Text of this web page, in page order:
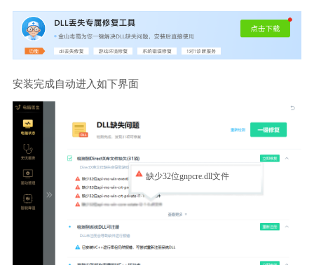
安装完成自动进入如下界面
缺少32位gnpcre.dll文件